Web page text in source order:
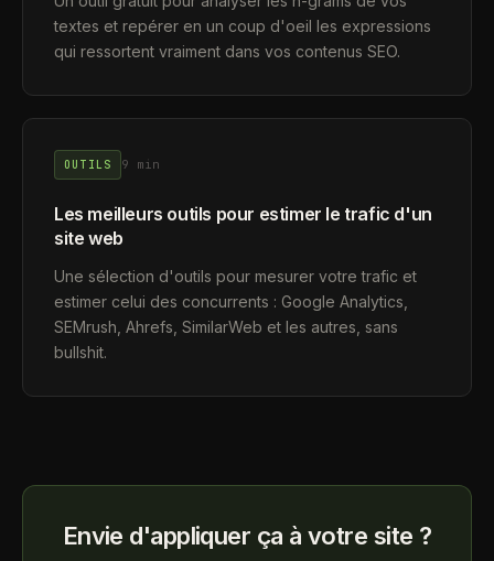
textes et repérer en un coup d'oeil les expressions
qui ressortent vraiment dans vos contenus SEO.
OUTILS 9 min
Les meilleurs outils pour estimer le trafic d'un
site web
Une sélection d'outils pour mesurer votre trafic et
estimer celui des concurrents : Google Analytics,
SEMrush, Ahrefs, SimilarWeb et les autres, sans
bullshit.
Envie d'appliquer ça à votre site ?